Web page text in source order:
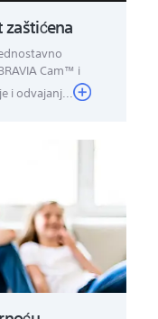
Cam™ i
i odvajanj...